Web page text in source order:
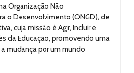
Organização Não
o Desenvolvimento (ONGD), de
cuja missão é Agir, Incluir e
da Educação, promovendo uma
mudança por um mundo